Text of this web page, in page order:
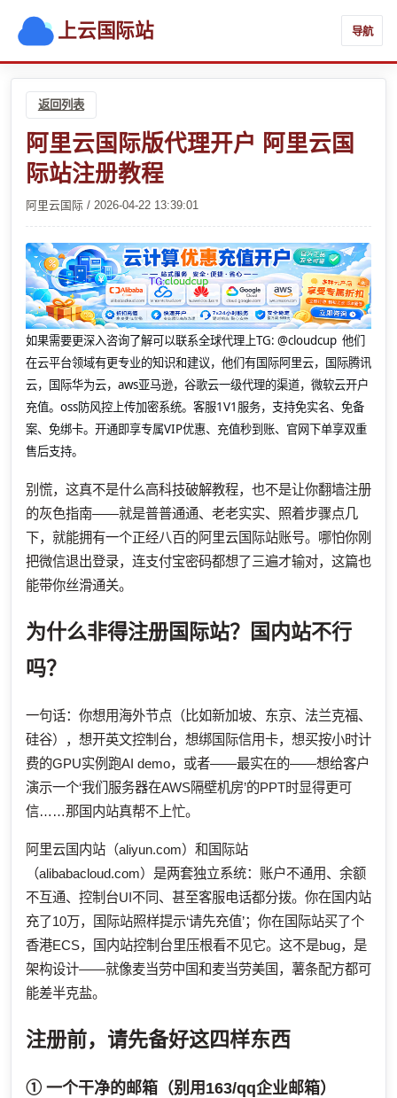
上云国际站 导航
返回列表
阿里云国际版代理开户 阿里云国
际站注册教程
阿里云国际 / 2026-04-22 13:39:01
如果需要更深入咨询了解可以联系全球代理上TG: @cloudcup 他们
在云平台领域有更专业的知识和建议，他们有国际阿里云，国际腾讯
云，国际华为云，aws亚马逊，谷歌云一级代理的渠道，微软云开户
充值。oss防风控上传加密系统。客服1V1服务，支持免实名、免备
案、免绑卡。开通即享专属VIP优惠、充值秒到账、官网下单享双重
售后支持。
别慌，这真不是什么高科技破解教程，也不是让你翻墙注册
的灰色指南——就是普普通通、老老实实、照着步骤点几
下，就能拥有一个正经八百的阿里云国际站账号。哪怕你刚
把微信退出登录，连支付宝密码都想了三遍才输对，这篇也
能带你丝滑通关。
为什么非得注册国际站？国内站不行
吗？
一句话：你想用海外节点（比如新加坡、东京、法兰克福、
硅谷），想开英文控制台，想绑国际信用卡，想买按小时计
费的GPU实例跑AI demo，或者——最实在的——想给客户
演示一个‘我们服务器在AWS隔壁机房’的PPT时显得更可
信……那国内站真帮不上忙。
阿里云国内站（aliyun.com）和国际站
（alibabacloud.com）是两套独立系统：账户不通用、余额
不互通、控制台UI不同、甚至客服电话都分拨。你在国内站
充了10万，国际站照样提示‘请先充值’；你在国际站买了个
香港ECS，国内站控制台里压根看不见它。这不是bug，是
架构设计——就像麦当劳中国和麦当劳美国，薯条配方都可
能差半克盐。
注册前，请先备好这四样东西
① 一个干净的邮箱（别用163/qq企业邮箱）